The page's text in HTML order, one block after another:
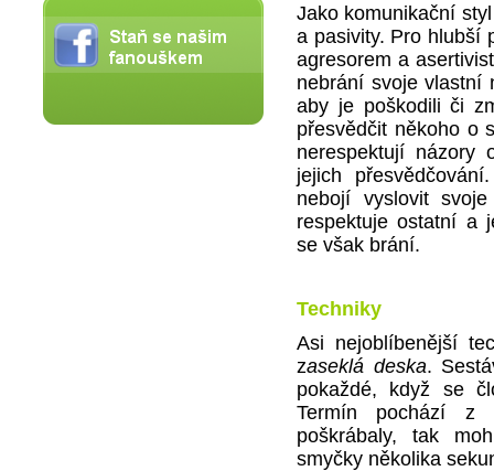
Jako komunikační
a pasivity. Pro hlubší
agresorem a
nebrání svoje vlastní
aby je poškodili či
přesvědčit někoho o
nerespektují
jejich
nebojí vyslovit
respektuje ostatní a
se však brání.
Techniky
Asi nejoblíbenější
zaseklá deska.
pokaždé, když se
Termín pochází z
poškrábaly, tak
smyčky několika